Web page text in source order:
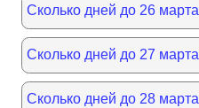
Сколько дней до 26 марта
Сколько дней до 27 марта
Сколько дней до 28 марта